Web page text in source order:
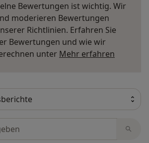
Bewertungen ist wichtig. Wir
moderieren Bewertungen
Richtlinien. Erfahren Sie
Bewertungen und wie wir
unter Mehr erfahren